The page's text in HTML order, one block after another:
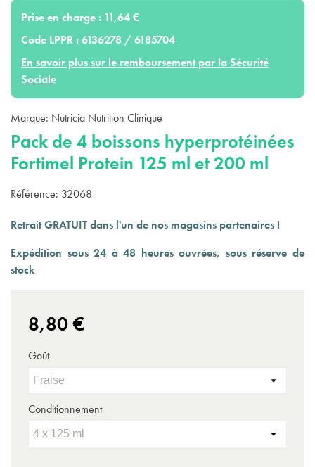
Prise en charge : 11,64 €
Code LPPR :6136278 / 6185704
En savoir plus sur le remboursement par la Sécurité
Sociale
Marque: Nutricia Nutrition Clinique
Pack de 4 boissons hyperprotéinées
Fortimel Protein 125 ml et 200 ml
Référence: 32068
Retrait GRATUIT dans l'un de nos magasins partenaires !
Expédition sous 24 à 48 heures ouvrées, sous réserve de
stock
8,80 €
Goût
Conditionnement